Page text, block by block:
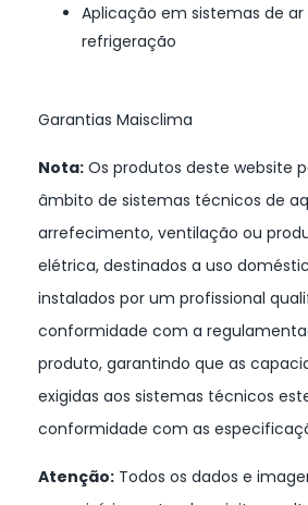
Aplicação em sistemas de
refrigeração
Garantias Maisclima
Nota: Os produtos deste website
âmbito de sistemas técnicos de
arrefecimento, ventilação ou
elétrica, destinados a uso
instalados por um profissional
conformidade com a
produto, garantindo que as
exigidas aos sistemas técnicos
conformidade com as
Atenção: Todos os dados e